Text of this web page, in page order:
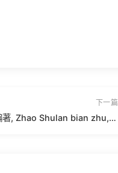
下一篇
典型Hadoop云计算 (赵书兰编著, Zhao Shulan bian zhu, 赵书兰, author).pdf